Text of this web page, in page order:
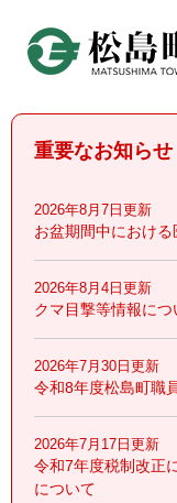
頭
重要なお知らせ
2026年8月7日更新
お盆期間中におけ
2026年8月4日更新
クマ目撃等情報につ
2026年7月30日更新
令和8年度松島町職
2026年7月17日更新
令和7年度税制改正
について